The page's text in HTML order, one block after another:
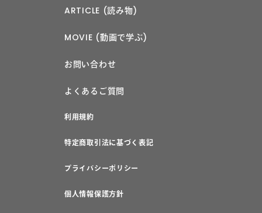
ARTICLE (読み物)
MOVIE (動画で学ぶ)
お問い合わせ
よくあるご質問
利用規約
特定商取引法に基づく表記
プライバシーポリシー
個人情報保護方針